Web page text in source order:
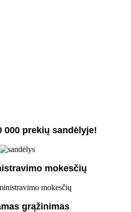
000 prekių sandėlyje!
mokesčių
grąžinimas